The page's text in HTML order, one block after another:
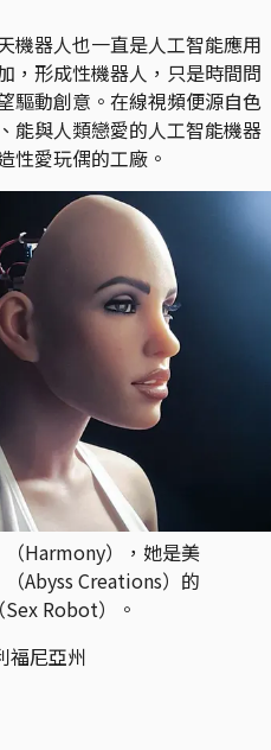
機器人也一直是人工智能應用
，形成性機器人，只是時間問
驅動創意。在線視頻便源自色
能與人類戀愛的人工智能機器
性愛玩偶的工廠。
Harmony），她是美
Abyss Creations）的
Robot）。
福尼亞州